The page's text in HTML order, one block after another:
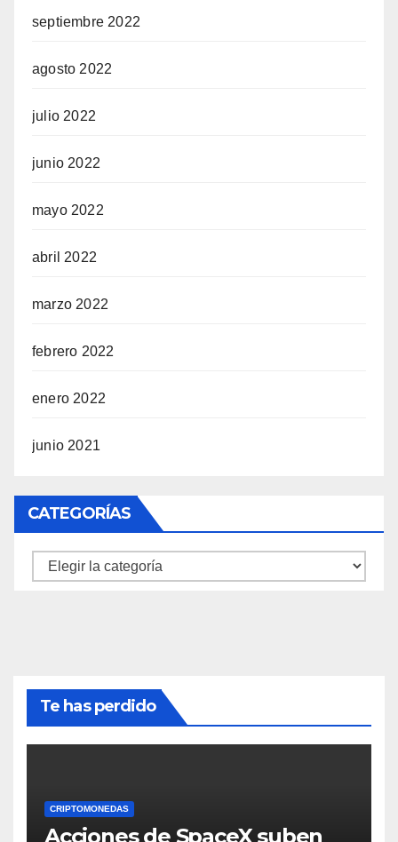
septiembre 2022
agosto 2022
julio 2022
junio 2022
mayo 2022
abril 2022
marzo 2022
febrero 2022
enero 2022
junio 2021
CATEGORÍAS
Categorías
Te has perdido
CRIPTOMONEDAS
Acciones de SpaceX suben